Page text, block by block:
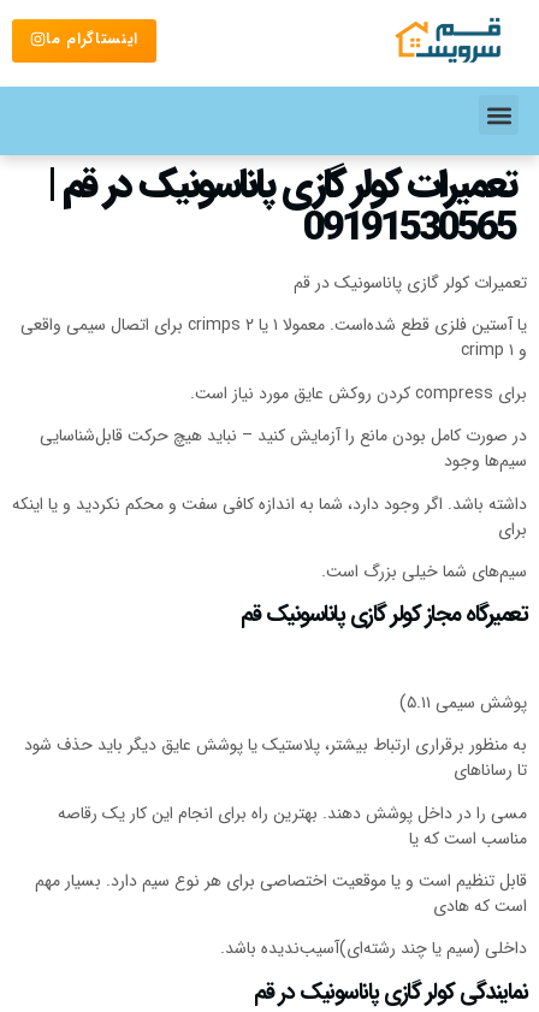
اینستاگرام ما
تعمیرات کولر گازی پاناسونیک در قم |
09191530565
تعمیرات کولر گازی پاناسونیک در قم
یا آستین فلزی قطع شده‌است. معمولا ۱ یا ۲ crimps برای اتصال سیمی واقعی
و ۱ crimp
برای compress کردن روکش عایق مورد نیاز است.
در صورت کامل بودن مانع را آزمایش کنید – نباید هیچ حرکت قابل‌شناسایی
سیم‌ها وجود
داشته باشد. اگر وجود دارد، شما به اندازه کافی سفت و محکم نکردید و یا اینکه
برای
سیم‌های شما خیلی بزرگ است.
تعمیرگاه مجاز کولر گازی پاناسونیک قم
پوشش سیمی ۵.۱۱)
به منظور برقراری ارتباط بیشتر، پلاستیک یا پوشش عایق دیگر باید حذف شود
تا رساناهای
مسی را در داخل پوشش دهند. بهترین راه برای انجام این کار یک رقاصه
مناسب است که یا
قابل تنظیم است و یا موقعیت اختصاصی برای هر نوع سیم دارد. بسیار مهم
است که هادی
داخلی (سیم یا چند رشته‌ای)آسیب‌ندیده باشد.
نمایندگی کولر گازی پاناسونیک در قم